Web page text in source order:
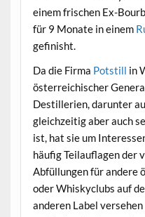
einem frischen Ex-
für 9 Monate in einem
gefinisht.
Da die Firma Potstill in
österreichischer
Destillerien, darunter
gleichzeitig aber auch
ist, hat sie um
häufig Teilauflagen der
Abfüllungen für andere
oder Whiskyclubs auf
anderen Label